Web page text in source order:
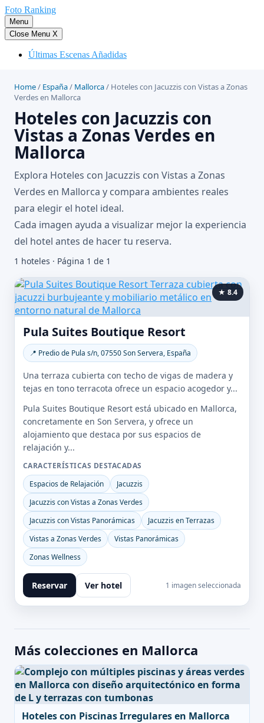
Saltar
al
contenido
Foto Ranking
Menu
Close Menu X
Últimas Escenas Añadidas
Home/ España/ Mallorca/ Hoteles con Jacuzzis con Vistas a Zonas
Verdes en Mallorca
Hoteles con Jacuzzis con
Vistas a Zonas Verdes en
Mallorca
Explora Hoteles con Jacuzzis con Vistas a Zonas
Verdes en Mallorca y compara ambientes reales
para elegir el hotel ideal.
Cada imagen ayuda a visualizar mejor la experiencia
del hotel antes de hacer tu reserva.
1 hoteles · Página 1 de 1
★ 8.4
Pula Suites Boutique Resort
📍 Predio de Pula s/n, 07550 Son Servera, España
Una terraza cubierta con techo de vigas de madera y
tejas en tono terracota ofrece un espacio acogedor y...
Pula Suites Boutique Resort está ubicado en Mallorca,
concretamente en Son Servera, y ofrece un
alojamiento que destaca por sus espacios de
relajación y...
CARACTERÍSTICAS DESTACADAS
Espacios de Relajación
Jacuzzis
Jacuzzis con Vistas a Zonas Verdes
Jacuzzis con Vistas Panorámicas
Jacuzzis en Terrazas
Vistas a Zonas Verdes
Vistas Panorámicas
Zonas Wellness
Reservar Ver hotel 1 imagen seleccionada
Más colecciones en Mallorca
Hoteles con Piscinas Irregulares en Mallorca